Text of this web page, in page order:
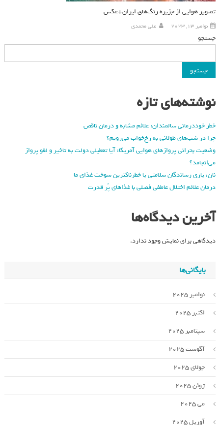
تصویر هوایی از جزیره رنگ‌های ایران+عکس
نوامبر 13, 2023 علی محمدی
جستجو
جستجو
نوشته‌های تازه
خطر خوددرمانی سالمندان: علائم مشابه و درمان ناقص
چرا در شب‌های طولانی به رخ‌خواب می‌رویم؟
وضعیت بحرانی پروازهای هوایی آمریکا: آیا تعطیلی دولت به تاخیر و لغو پرواز
می‌انجامد؟
نان، یاری رساندگان سلامتی یا خطرناکترین سوخت غذای ما
درمان علائم اختلال عاطفی فصلی با غذاهای پُر قدرت
آخرین دیدگاه‌ها
دیدگاهی برای نمایش وجود ندارد.
بایگانی‌ها
نوامبر 2025
اکتبر 2025
سپتامبر 2025
آگوست 2025
جولای 2025
ژوئن 2025
می 2025
آوریل 2025